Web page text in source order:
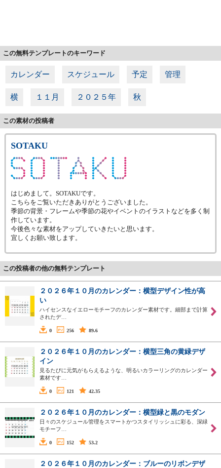
この無料テンプレートのキーワード
カレンダー スケジュール 予定 管理
横 １１月 ２０２５年 秋
この素材の投稿者
SOTAKU
はじめまして。SOTAKUです。
こちらをご覧いただきありがとうございました。
季節の背景・フレームや季節の花やイベントのイラストなどを多く制
作しています。
今後色々な素材をアップしていきたいと思います。
宜しくお願い致します。
この投稿者の他の無料テンプレート
２０２６年１０月のカレンダー：横型デザイン性が高
い
ハイセンスなイエローモチーフのカレンダー素材です。細部まで計算
されたデ…
0 256 89.6
２０２６年１０月のカレンダー：横型三角の黄緑デザ
イン
見るたびに元気がもらえるような、明るいカラーリングのカレンダー
素材です…
0 121 42.35
２０２６年１０月のカレンダー：横型緑と黒のモダン
日々のスケジュール管理をスマートかつスタイリッシュに彩る、深緑
モチーフ…
0 152 53.2
２０２６年１０月のカレンダー：ブルーのリボンデザ